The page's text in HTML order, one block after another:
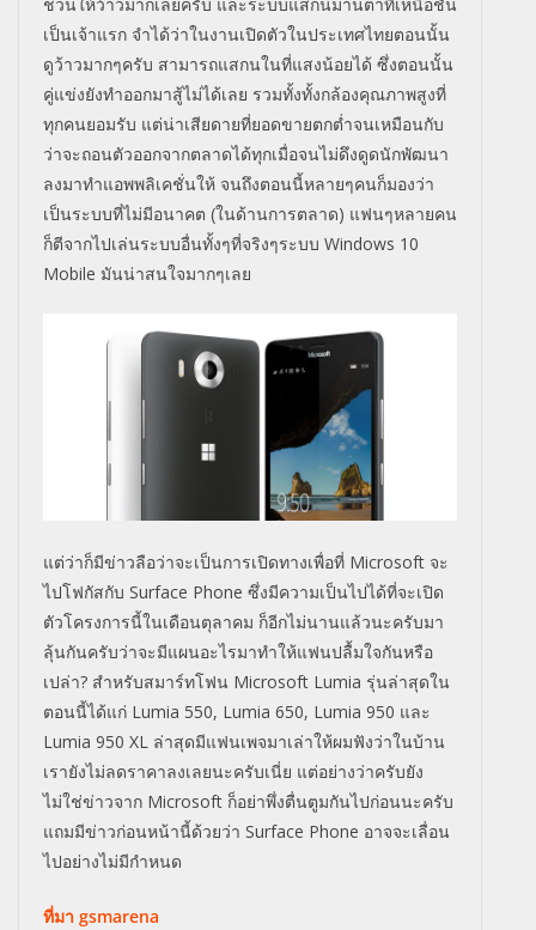
เป็นเจ้าแรก จำได้ว่าในงานเปิดตัวในประเทศไทยตอนนั้น
ดูว้าวมากๆครับ สามารถแสกนในที่แสงน้อยได้ ซึ่งตอนนั้น
คู่แข่งยังทำออกมาสู้ไม่ได้เลย รวมทั้งทั้งกล้องคุณภาพสูงที่
ทุกคนยอมรับ แต่น่าเสียดายที่ยอดขายตกต่ำจนเหมือนกับ
ว่าจะถอนตัวออกจากตลาดได้ทุกเมื่อจนไม่ดึงดูดนักพัฒนา
ลงมาทำแอพพลิเคชั่นให้ จนถึงตอนนี้หลายๆคนก็มองว่า
เป็นระบบที่ไม่มีอนาคต (ในด้านการตลาด) แฟนๆหลายคน
ก็ตีจากไปเล่นระบบอื่นทั้งๆที่จริงๆระบบ Windows 10
Mobile มันน่าสนใจมากๆเลย
แต่ว่าก็มีข่าวลือว่าจะเป็นการเปิดทางเพื่อที่ Microsoft จะ
ไปโฟกัสกับ Surface Phone ซึ่งมีความเป็นไปได้ที่จะเปิด
ตัวโครงการนี้ในเดือนตุลาคม ก็อีกไม่นานแล้วนะครับมา
ลุ้นกันครับว่าจะมีแผนอะไรมาทำให้แฟนปลื้มใจกันหรือ
เปล่า? สำหรับสมาร์ทโฟน Microsoft Lumia รุ่นล่าสุดใน
ตอนนี้ได้แก่ Lumia 550, Lumia 650, Lumia 950 และ
Lumia 950 XL ล่าสุดมีแฟนเพจมาเล่าให้ผมฟังว่าในบ้าน
เรายังไม่ลดราคาลงเลยนะครับเนี่ย แต่อย่างว่าครับยัง
ไม่ใช่ข่าวจาก Microsoft ก็อย่าพึ่งตื่นตูมกันไปก่อนนะครับ
แถมมีข่าวก่อนหน้านี้ด้วยว่า Surface Phone อาจจะเลื่อน
ไปอย่างไม่มีกำหนด
ที่มา gsmarena